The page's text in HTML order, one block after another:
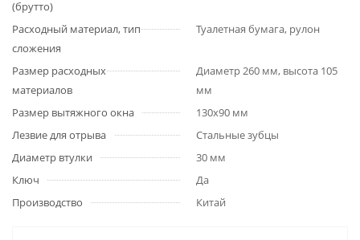
(брутто)
Расходный материал, тип
сложения
Туалетная бумага, рулон
Размер расходных
материалов
Диаметр 260 мм, высота 105
мм
Размер вытяжного окна
130x90 мм
Лезвие для отрыва
Стальные зубцы
Диаметр втулки
30 мм
Ключ
Да
Производство
Китай